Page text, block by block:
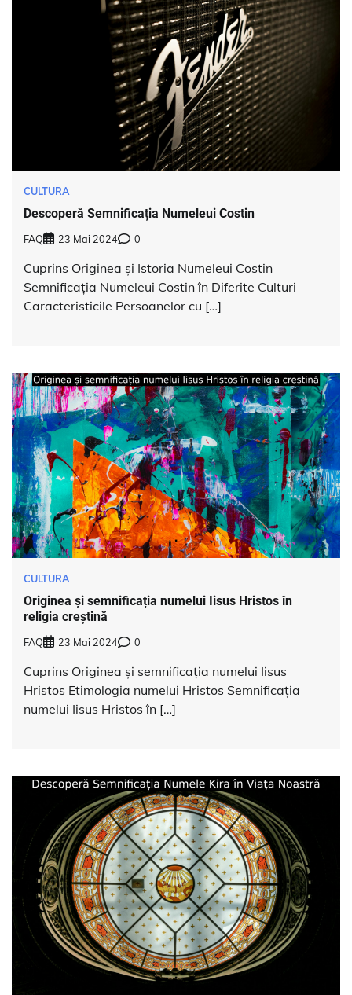
CULTURA
Descoperă Semnificația Numeleui Costin
FAQ 23 Mai 2024 0
Cuprins Originea și Istoria Numeleui Costin
Semnificația Numeleui Costin în Diferite Culturi
Caracteristicile Persoanelor cu […]
CULTURA
Originea și semnificația numelui Iisus Hristos în
religia creștină
FAQ 23 Mai 2024 0
Cuprins Originea și semnificația numelui Iisus
Hristos Etimologia numelui Hristos Semnificația
numelui Iisus Hristos în […]